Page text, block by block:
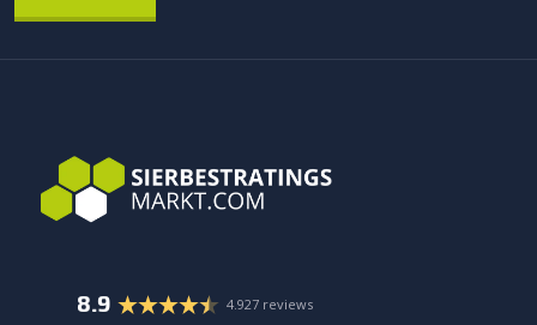
8.9 4.927 reviews